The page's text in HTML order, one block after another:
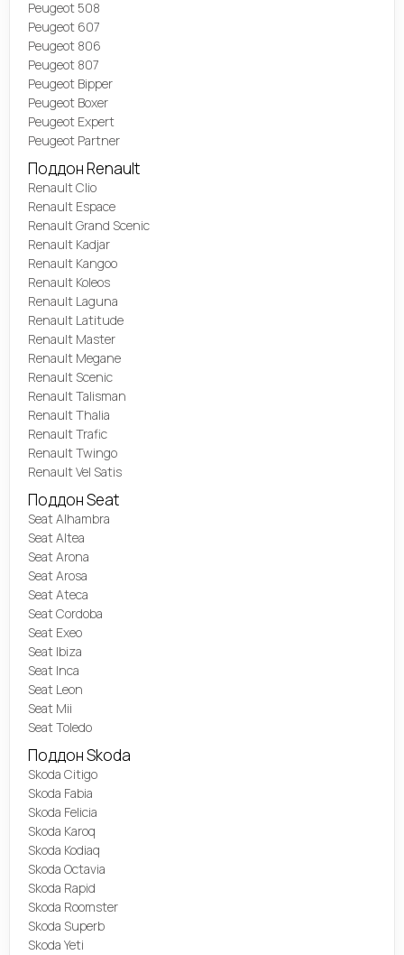
Peugeot 508
Peugeot 607
Peugeot 806
Peugeot 807
Peugeot Bipper
Peugeot Boxer
Peugeot Expert
Peugeot Partner
Поддон Renault
Renault Clio
Renault Espace
Renault Grand Scenic
Renault Kadjar
Renault Kangoo
Renault Koleos
Renault Laguna
Renault Latitude
Renault Master
Renault Megane
Renault Scenic
Renault Talisman
Renault Thalia
Renault Trafic
Renault Twingo
Renault Vel Satis
Поддон Seat
Seat Alhambra
Seat Altea
Seat Arona
Seat Arosa
Seat Ateca
Seat Cordoba
Seat Exeo
Seat Ibiza
Seat Inca
Seat Leon
Seat Mii
Seat Toledo
Поддон Skoda
Skoda Citigo
Skoda Fabia
Skoda Felicia
Skoda Karoq
Skoda Kodiaq
Skoda Octavia
Skoda Rapid
Skoda Roomster
Skoda Superb
Skoda Yeti